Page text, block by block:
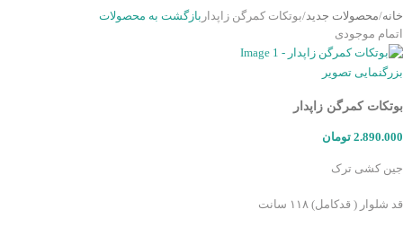
خانه محصولات جدید بوتکات کمرگن زاپدار بازگشت به محصولات
اتمام موجودی
بزرگنمایی تصویر
بوتکات کمرگن زاپدار
2.890.000 تومان
جین کشی ترک
قد شلوار ( قدکامل) ۱۱۸ سانت